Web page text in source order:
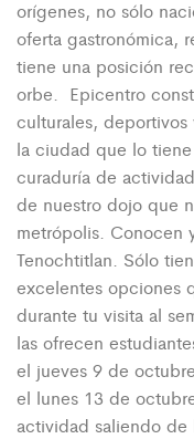
orígenes, no sólo
oferta gastronómica,
tiene una posición
orbe. Epicentro
culturales,
la ciudad que lo
curaduría de
de nuestro dojo que
metrópolis. Conocen
Tenochtitlan. Sólo
excelentes opciones
durante tu visita al
las ofrecen
el jueves 9 de
el lunes 13 de
actividad saliendo de